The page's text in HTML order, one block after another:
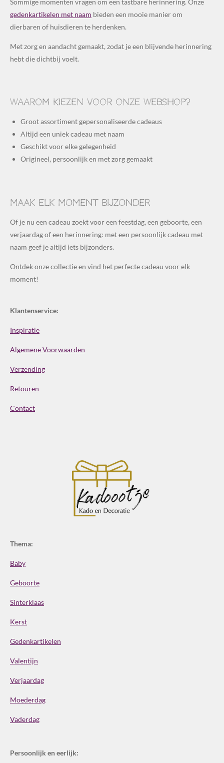
gedenkartikelen met naam bieden een mooie manier om
dierbaren of huisdieren te herdenken.
Met zorg en aandacht gemaakt, zodat je een blijvende herinnering
hebt die dichtbij voelt.
Waarom kiezen voor onze webshop?
Groot assortiment gepersonaliseerde cadeaus
Altijd een uniek cadeau met naam
Geschikt voor elke gelegenheid
Origineel, persoonlijk en met zorg gemaakt
Maak elk moment bijzonder
Of je nu een cadeau zoekt voor een feestdag, een geboorte, een
verjaardag of een herinnering: met een persoonlijk cadeau met
naam geef je altijd iets bijzonders.
Ontdek onze collectie en vind het perfecte cadeau voor elk
moment!
Klantenservice:
Inspiratie
Algemene Voorwaarden
Verzending
Retouren
Contact
Thema:
Baby
Geboorte
Sinterklaas
Kerst
Gedenkartikelen
Valentijn
Verjaardag
Moederdag
Vaderdag
Persoonlijk en eerlijk: